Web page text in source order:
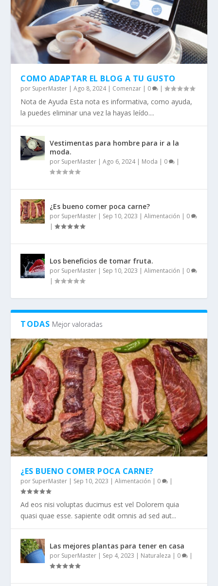
¿ES BUENO COMER POCA CARNE?
EL DEPORTE MÁS VISTO EN EUROPA.
COMO ADAPTAR EL BLOG A TU GUSTO
por SuperMaster |Ago 8, 2024| Comenzar | 0 |
Nota de Ayuda Esta nota es informativa, como ayuda,
la puedes eliminar una vez la hayas leído....
Vestimentas para hombre para ir a la
moda.
por SuperMaster |Ago 6, 2024| Moda | 0 |
¿Es bueno comer poca carne?
por SuperMaster | Sep 10, 2023 |Alimentación | 0
|
Los beneficios de tomar fruta.
por SuperMaster | Sep 10, 2023 |Alimentación | 0
|
TODAS Mejor valoradas
¿ES BUENO COMER POCA CARNE?
por SuperMaster | Sep 10, 2023 |Alimentación | 0 |
Ad eos nisi voluptas ducimus est vel Dolorem quia
quasi quae esse. sapiente odit omnis ad sed aut...
Las mejores plantas para tener en casa
por SuperMaster | Sep 4, 2023 | Naturaleza | 0 |